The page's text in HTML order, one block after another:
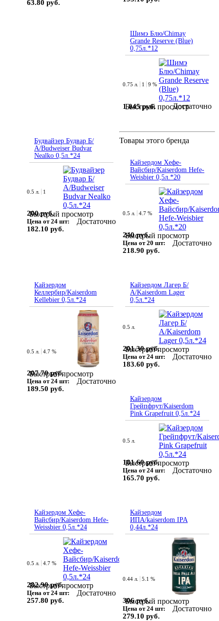
63.80 руб.
Шимэ Блю/Chimay
Grande Reserve (Blue)
0,75л.*12
Быстрый просмотр
0.75 л. 1 9 %
1 045 руб. Достаточно
Будвайзер Будвар Б/
А/Budweiser Budvar
Nealko 0,5л.*24
Быстрый просмотр
0.5 л. 1
200 руб.
Цена от 24 шт:
182.10 руб.
Достаточно
Товары этого бренда
Кайзердом Хефе-
Вайсбир/Kaiserdom Hefe-
Weisbier 0,5л.*20
Быстрый просмотр
0.5 л. 4.7 %
240 руб.
Цена от 20 шт:
218.90 руб.
Достаточно
Кайзердом
Келлербир/Kaiserdom
Kellebier 0,5л.*24
Быстрый просмотр
0.5 л. 4.7 %
207.70 руб.
Цена от 24 шт:
189.50 руб.
Достаточно
Кайзердом Лагер Б/
А/Kaiserdom Lager
0,5л.*24
Быстрый просмотр
0.5 л.
201.30 руб.
Цена от 24 шт:
183.60 руб.
Достаточно
Кайзердом
Грейпфрут/Kaiserdom
Pink Grapefruit 0,5л.*24
Быстрый просмотр
0.5 л.
181.60 руб.
Цена от 24 шт:
165.70 руб.
Достаточно
Кайзердом Хефе-
Вайсбир/Kaiserdom Hefe-
Weissbier 0,5л.*24
Быстрый просмотр
0.5 л. 4.7 %
282.90 руб.
Цена от 24 шт:
257.80 руб.
Достаточно
Кайзердом
ИПА/kaiserdom IPA
0,44л.*24
Быстрый просмотр
0.44 л. 5.1 %
306 руб.
Цена от 24 шт:
279.10 руб.
Достаточно